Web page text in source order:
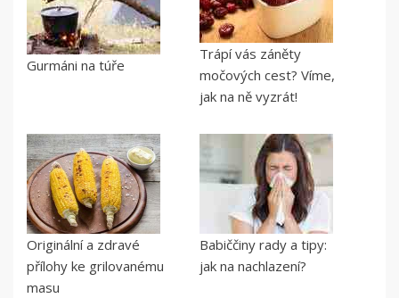
Gurmáni na túře
Trápí vás záněty
močových cest? Víme,
jak na ně vyzrát!
Originální a zdravé
přílohy ke grilovanému
masu
Babiččiny rady a tipy:
jak na nachlazení?